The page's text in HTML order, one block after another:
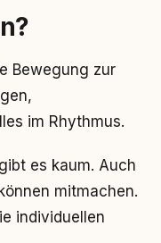
Bewegung zur
im Rhythmus.
es kaum. Auch
mitmachen.
individuellen